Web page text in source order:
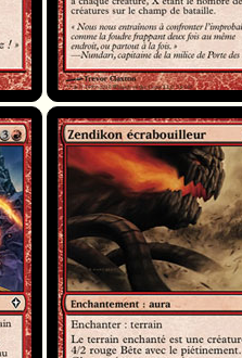
Zendikon écrabouilleur